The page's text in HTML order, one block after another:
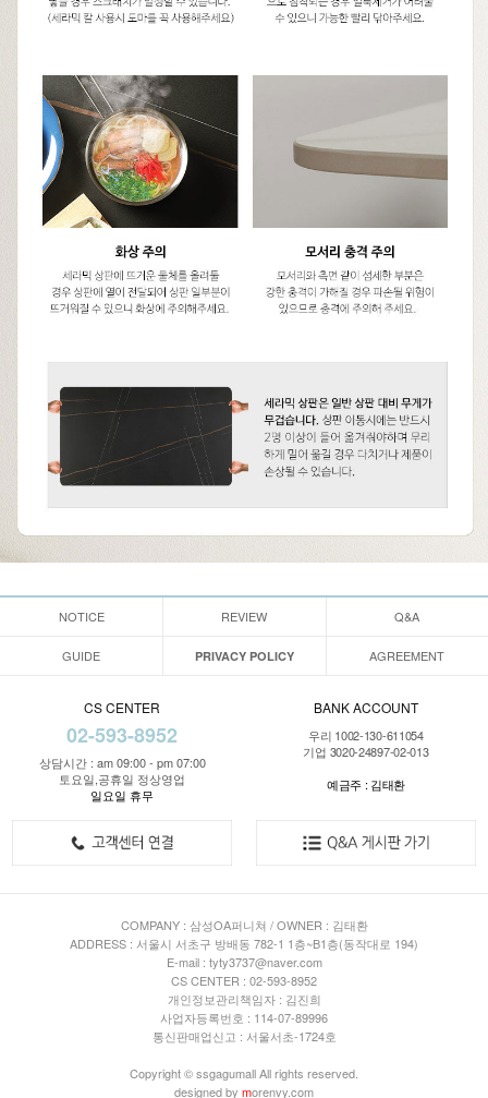
NOTICE REVIEW Q&A
GUIDE PRIVACY POLICY AGREEMENT
CS CENTER
02-593-8952
상담시간 : am 09:00 - pm 07:00
토요일,공휴일 정상영업
일요일 휴무
BANK ACCOUNT
우리 1002-130-611054
기업 3020-24897-02-013
예금주 : 김태환
COMPANY : 삼성OA퍼니쳐 / OWNER : 김태환
ADDRESS : 서울시 서초구 방배동 782-1 1층~B1층(동작대로 194)
E-mail : tyty3737@naver.com
CS CENTER : 02-593-8952
개인정보관리책임자 : 김진희
사업자등록번호 : 114-07-89996
통신판매업신고 : 서울서초-1724호
Copyright © ssgagumall All rights reserved.
designed by morenvy.com